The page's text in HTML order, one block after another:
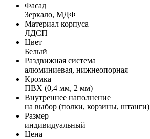
Фасад
Зеркало, МДФ
Материал корпуса
ЛДСП
Цвет
Белый
Раздвижная система
алюминиевая, нижнеопорная
Кромка
ПВХ (0,4 мм, 2 мм)
Внутреннее наполнение
на выбор (полки, корзины, штанги)
Размер
индивидуальный
Цена